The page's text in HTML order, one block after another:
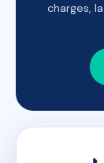
charges,